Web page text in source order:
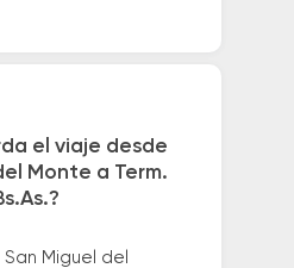
el viaje desde
Monte a Term.
Miguel del